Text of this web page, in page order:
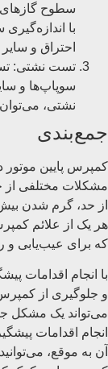
سطوح
با
احتراق و
تست نشتی:
سوپاپ‌ها و
نشتی،
جمع‌بندی
کمپرس پایین
مشکلات مختلفی
از حد، گرم شدن
هر یک از علائم
که برای عیب‌یابی و
با انجام اقدامات
و جلوگیری از
می‌تواند یک مشکل
انجام اقدامات
آن به موقع،